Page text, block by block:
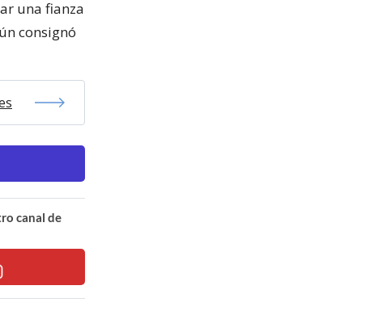
una fianza
consignó
canal de